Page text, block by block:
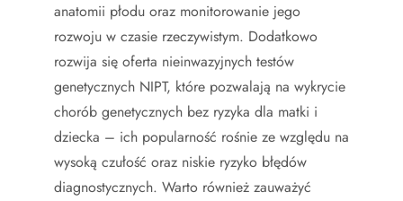
anatomii płodu oraz monitorowanie jego
rozwoju w czasie rzeczywistym. Dodatkowo
rozwija się oferta nieinwazyjnych testów
genetycznych NIPT, które pozwalają na wykrycie
chorób genetycznych bez ryzyka dla matki i
dziecka – ich popularność rośnie ze względu na
wysoką czułość oraz niskie ryzyko błędów
diagnostycznych. Warto również zauważyć